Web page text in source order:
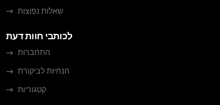
שאלות נפוצות
לכותבי חוות דעת
התחברות
הנחיות לביקורת
קטגוריות